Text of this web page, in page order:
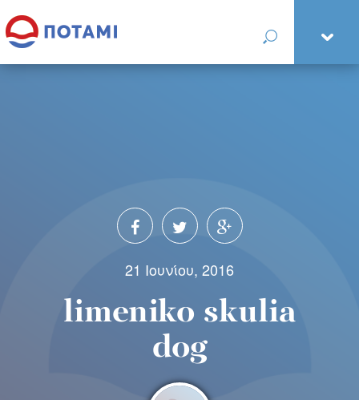
21 Ιουνίου, 2016
limeniko skulia
dog